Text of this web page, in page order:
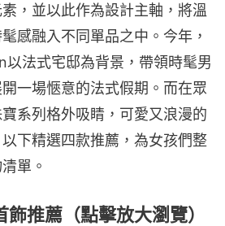
，並以此作為設計主軸，將溫
感融入不同單品之中。今年，
法式宅邸為背景，帶領時髦男
一場愜意的法式假期。而在眾
系列格外吸睛，可愛又浪漫的
下精選四款推薦，為女孩們整
單。
推薦（點擊放大瀏覽）